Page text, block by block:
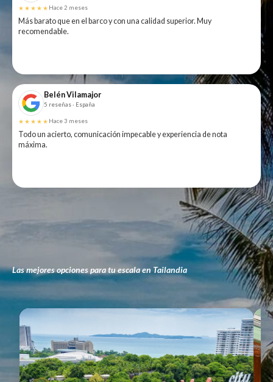
★★★★★ Hace 2 meses
Más barato que en el barco y con una calidad superior. Muy
recomendable.
Belén Vilamajor
5 reseñas · España
★★★★★ Hace 3 meses
Todo un acierto, comunicación impecable y experiencia de nota
máxima.
Las mejores opciones para tu escala en Tailandia